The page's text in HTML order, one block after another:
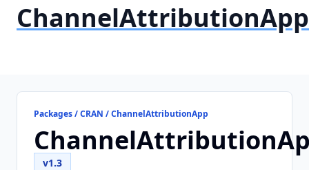
ChannelAttributionApp
Packages / CRAN / ChannelAttributionApp
v1.3